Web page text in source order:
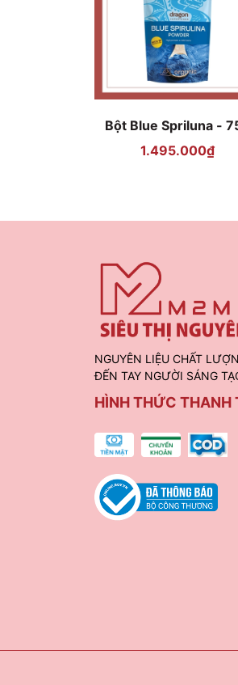
Bột Blue Spriluna -
1.495.000₫
NGUYÊN LIỆU CHẤT
ĐẾN TAY NGƯỜI SÁNG
HÌNH THỨC THANH